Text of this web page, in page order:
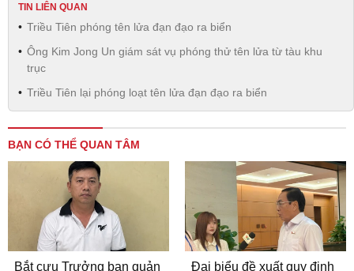
TIN LIÊN QUAN
Triều Tiên phóng tên lửa đạn đạo ra biển
Ông Kim Jong Un giám sát vụ phóng thử tên lửa từ tàu khu
trục
Triều Tiên lại phóng loạt tên lửa đạn đạo ra biển
BẠN CÓ THỂ QUAN TÂM
Bắt cựu Trưởng ban quản Đại biểu đề xuất quy định